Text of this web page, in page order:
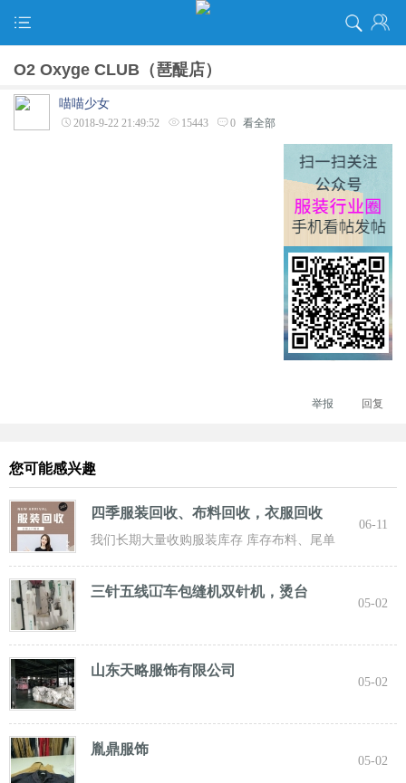
O2 Oxyge CLUB（琶醍店）
喵喵少女
2018-9-22 21:49:52 15443 0 看全部
回复
举报
您可能感兴趣
四季服装回收、布料回收，衣服回收
我们长期大量收购服装库存 库存布料、尾单
服装，专业诚信共赢， 实力雄厚 ！ 长期面向
06-11
三针五线冚车包缝机双针机，烫台
05-02
山东天略服饰有限公司
05-02
胤鼎服饰
05-02